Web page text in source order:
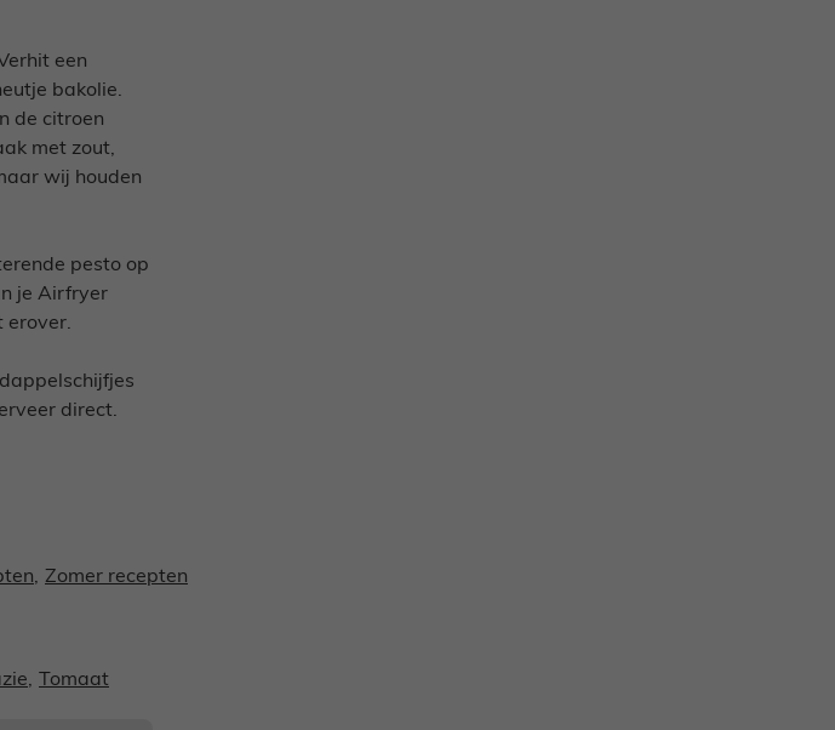
een
bakolie.
de citroen
met zout,
wij houden
pesto op
je Airfryer
erover.
direct.
, Zomer recepten
, Tomaat